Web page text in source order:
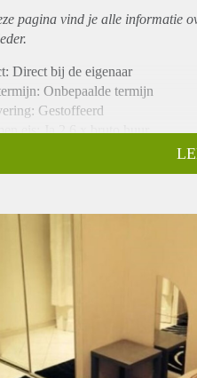
pagina vind je alle informatie
Direct bij de eigenaar
Onbepaalde termijn
Gestoffeerd
eis: Ja 2,6 x bruto huur
maand
keuken: Nee
Douche: Nee
woonkamer: Nee
Nee
huisgenoten: N.v.t.